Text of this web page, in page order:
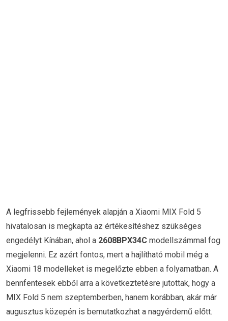
A legfrissebb fejlemények alapján a Xiaomi MIX Fold 5
hivatalosan is megkapta az értékesítéshez szükséges
engedélyt Kínában, ahol a 2608BPX34C modellszámmal fog
megjelenni. Ez azért fontos, mert a hajlítható mobil még a
Xiaomi 18 modelleket is megelőzte ebben a folyamatban. A
bennfentesek ebből arra a következtetésre jutottak, hogy a
MIX Fold 5 nem szeptemberben, hanem korábban, akár már
augusztus közepén is bemutatkozhat a nagyérdemű előtt.